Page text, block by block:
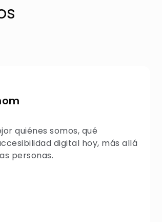
quiénes somos, qué
digital hoy, más allá
personas.